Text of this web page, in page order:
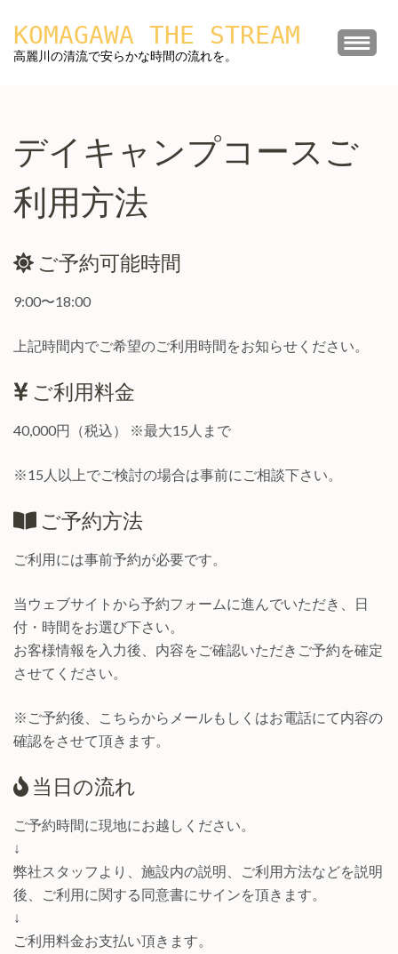
す)
KOMAGAWA THE STREAM
高麗川の清流で安らかな時間の流れを。
デイキャンプコースご
利用方法
ご予約可能時間
9:00〜18:00
上記時間内でご希望のご利用時間をお知らせください。
ご利用料金
40,000円（税込） ※最大15人まで
※15人以上でご検討の場合は事前にご相談下さい。
ご予約方法
ご利用には事前予約が必要です。
当ウェブサイトから予約フォームに進んでいただき、日
付・時間をお選び下さい。
お客様情報を入力後、内容をご確認いただきご予約を確定
させてください。
※ご予約後、こちらからメールもしくはお電話にて内容の
確認をさせて頂きます。
当日の流れ
ご予約時間に現地にお越しください。
↓
弊社スタッフより、施設内の説明、ご利用方法などを説明
後、ご利用に関する同意書にサインを頂きます。
↓
ご利用料金お支払い頂きます。